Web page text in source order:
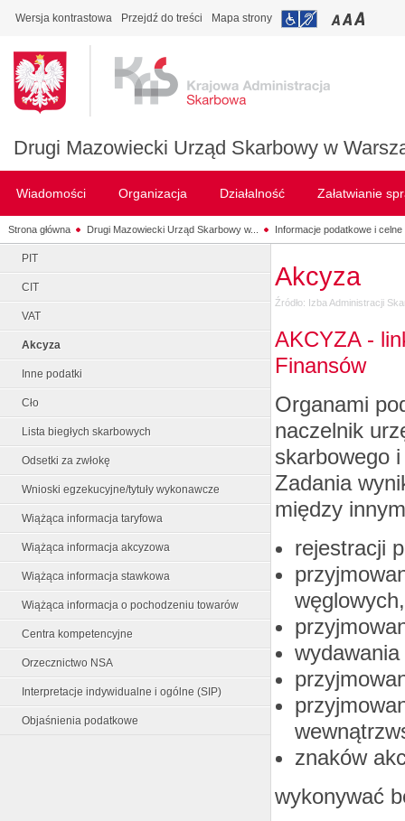
Wersja kontrastowa Przejdź do treści Mapa strony
Drugi Mazowiecki Urząd Skarbowy w
Wiadomości Organizacja Działalność Załatwianie
Strona główna Drugi Mazowiecki Urząd Skarbowy w... Informacje podatkowe i celne
PIT
CIT
VAT
Akcyza
Inne podatki
Cło
Lista biegłych skarbowych
Odsetki za zwłokę
Wnioski egzekucyjne/tytuły wykonawcze
Wiążąca informacja taryfowa
Wiążąca informacja akcyzowa
Wiążąca informacja stawkowa
Wiążąca informacja o pochodzeniu towarów
Centra kompetencyjne
Orzecznictwo NSA
Interpretacje indywidualne i ogólne (SIP)
Objaśnienia podatkowe
Akcyza
Źródło: Izba Administracji
AKCYZA -
Finansów
Organami
naczelnik
skarbowego
Zadania
między
rejestracji
znaków
wykonywać